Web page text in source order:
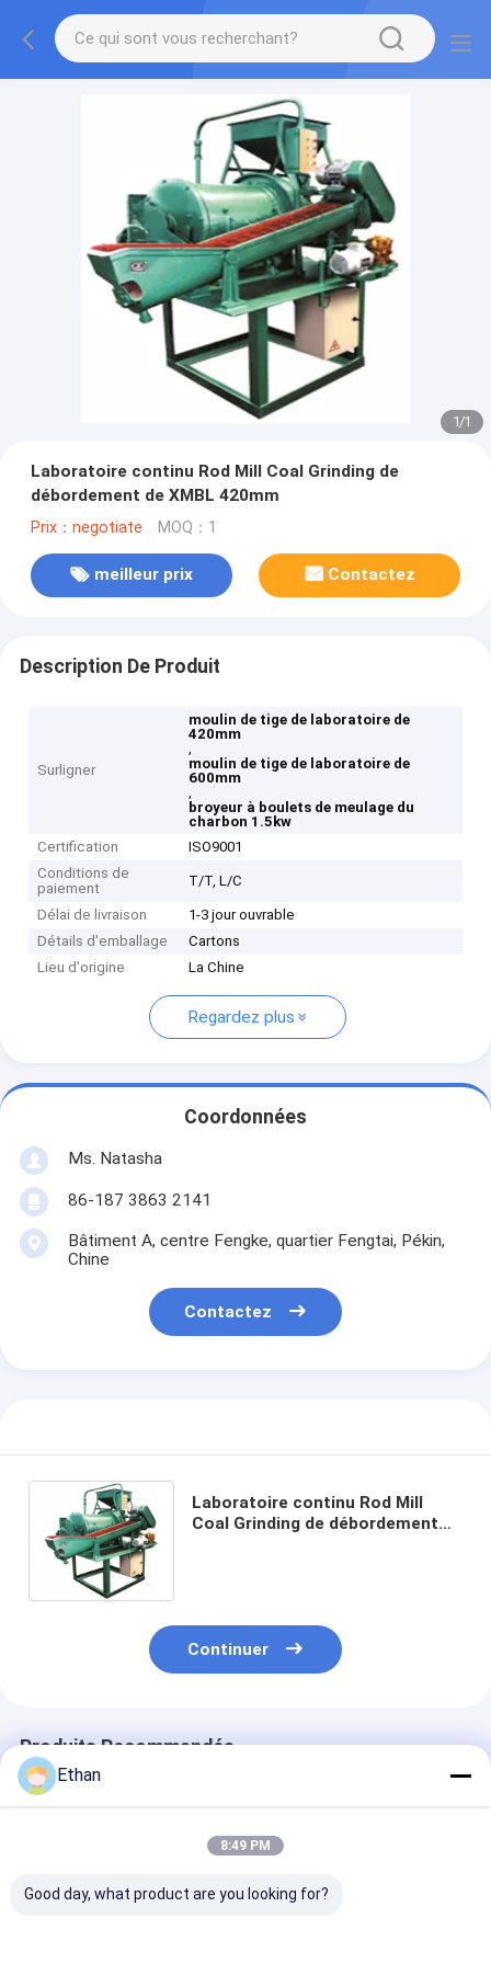
1/1
Laboratoire continu Rod Mill Coal Grinding de
débordement de XMBL 420mm
Prix：negotiate MOQ：1
meilleur prix Contactez
Description De Produit
Surligner
moulin de tige de laboratoire de
420mm
,
moulin de tige de laboratoire de
600mm
,
broyeur à boulets de meulage du
charbon 1.5kw
Certification
ISO9001
Conditions de
paiement
T/T, L/C
Délai de livraison
1-3 jour ouvrable
Détails d'emballage
Cartons
Lieu d'origine
La Chine
Regardez plus
Coordonnées
Ms. Natasha
86-187 3863 2141
Bâtiment A, centre Fengke, quartier Fengtai, Pékin,
Chine
Contactez
Laboratoire continu Rod Mill
Coal Grinding de débordement
Continuer
Produits Recommandés
Ethan
8:49 PM
Good day, what product are you looking for?